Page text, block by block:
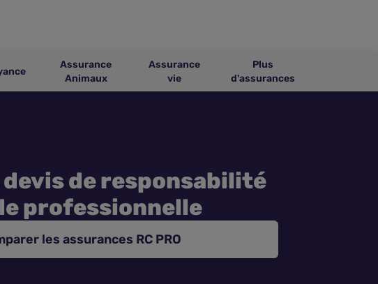
Assurance
Animaux
Assurance
vie
Plus
d'assurances
de responsabilité
professionnelle
les assurances RC PRO